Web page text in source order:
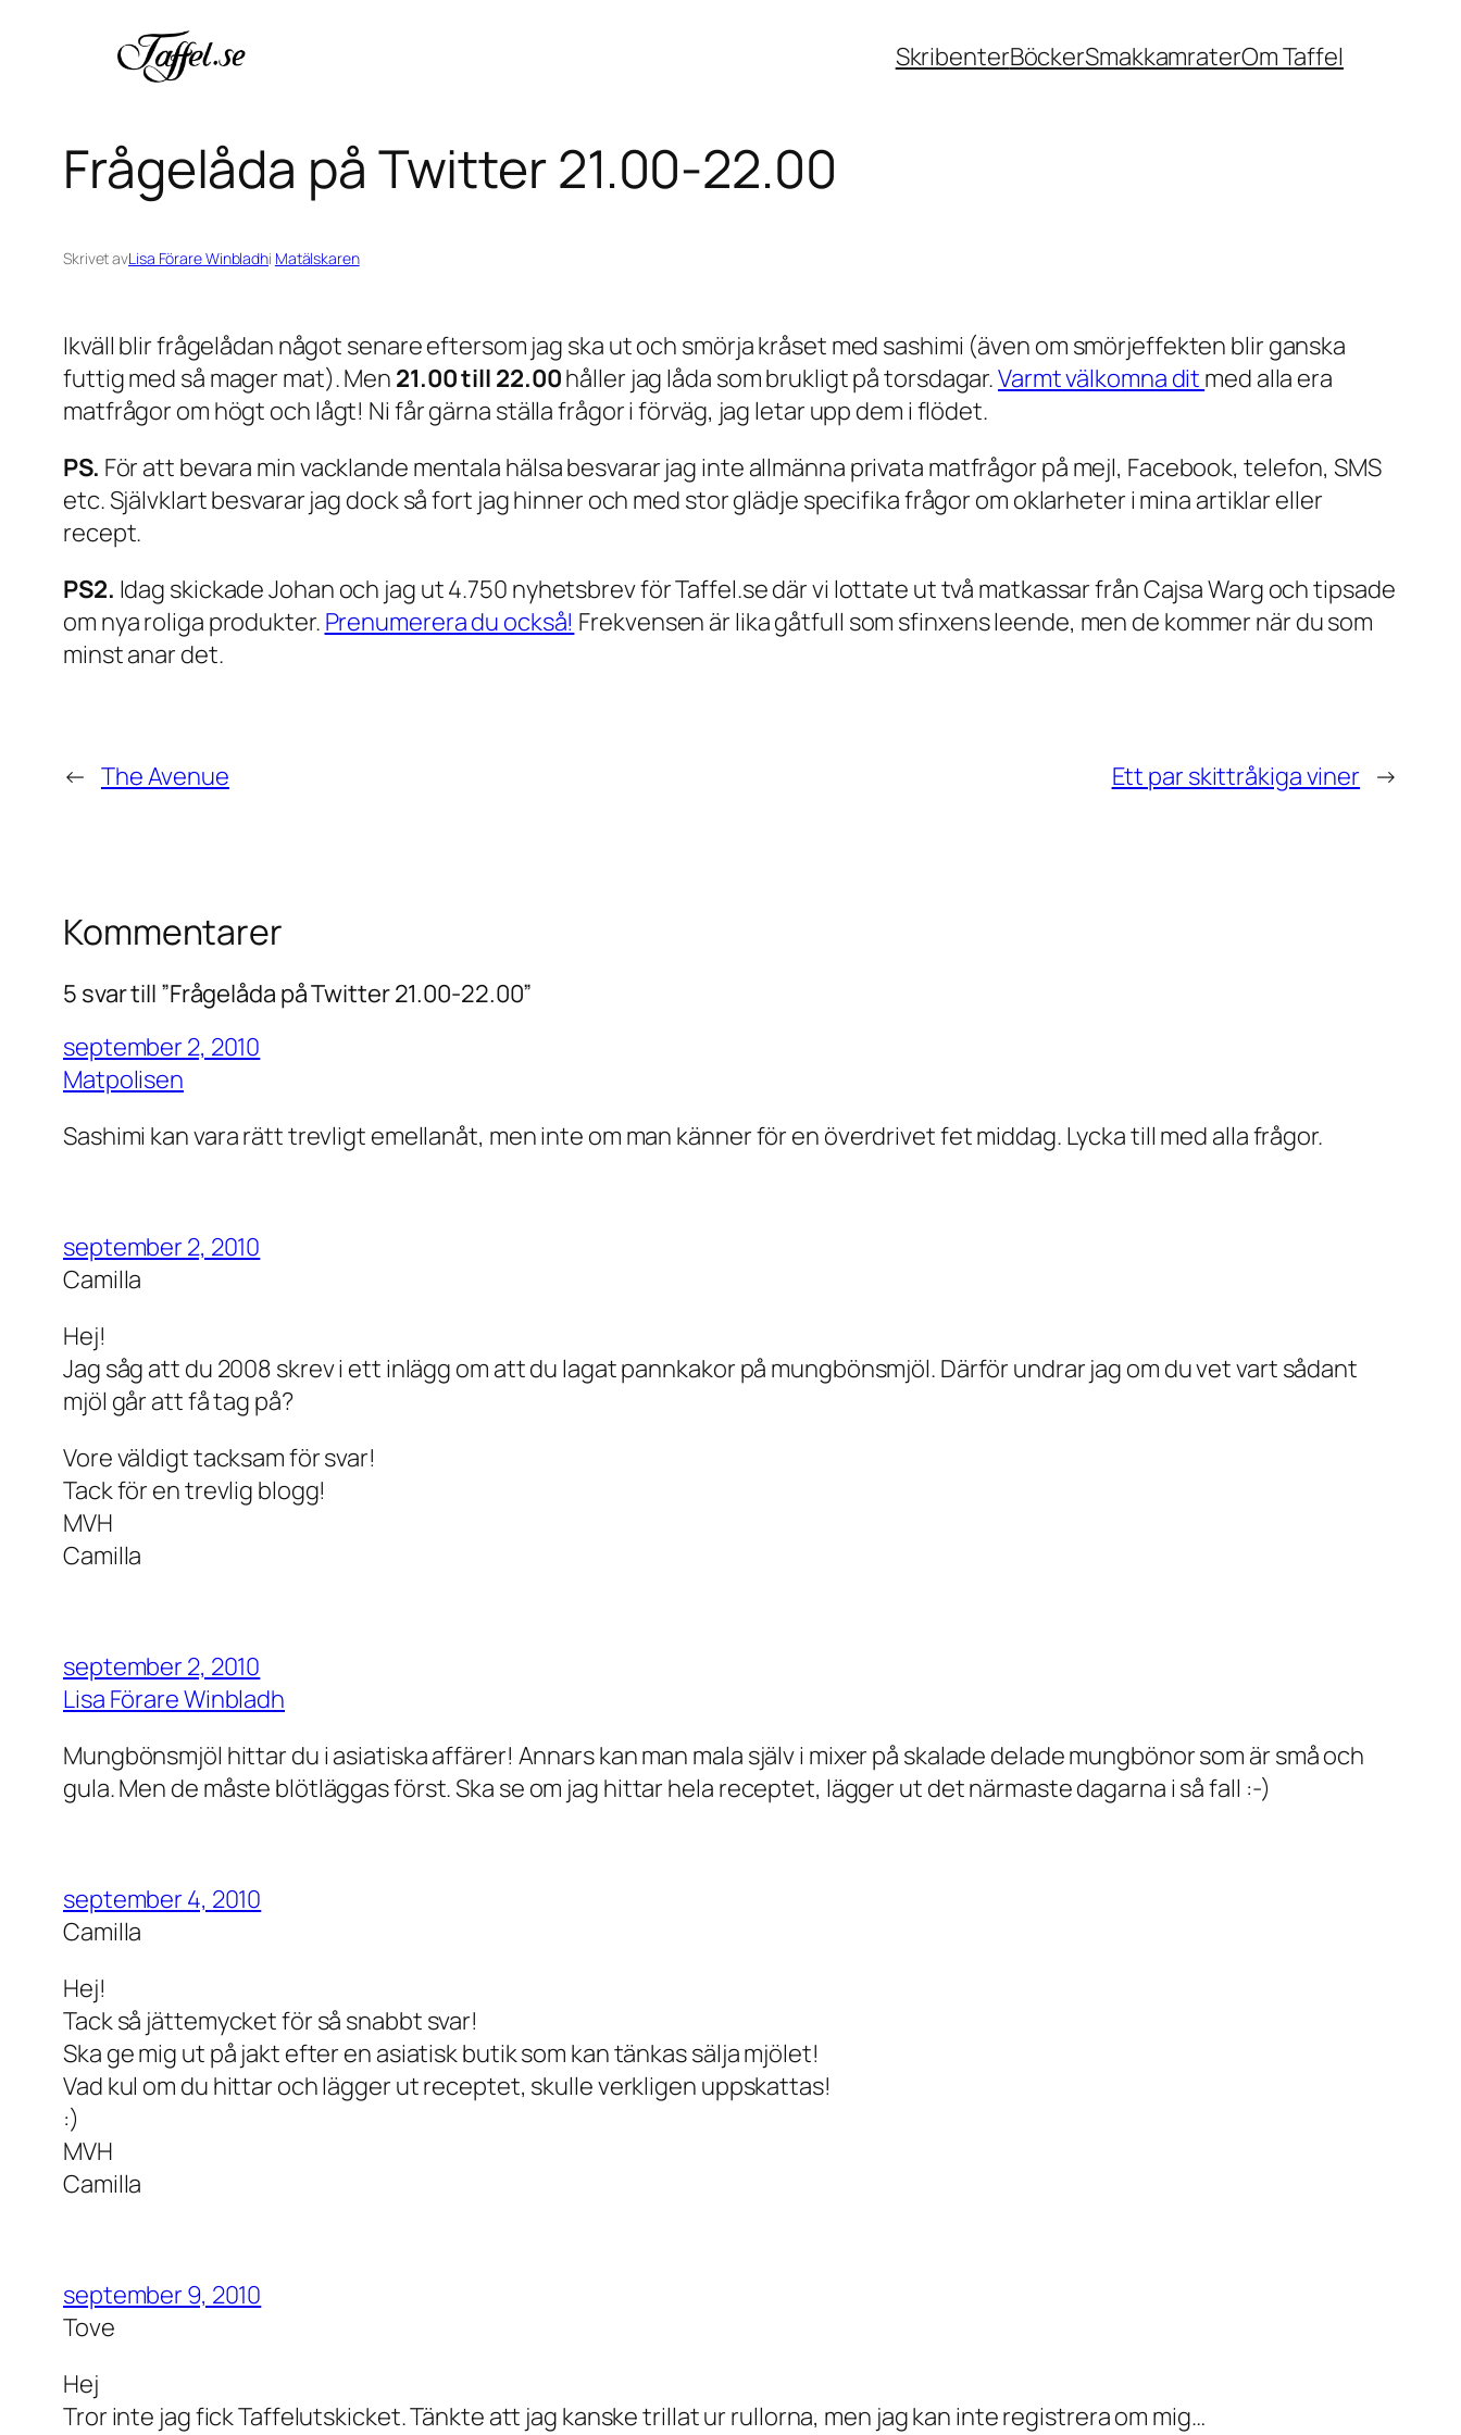
SkribenterBöckerSmakkamraterOm Taffel
Frågelåda på Twitter 21.00-22.00
Skrivet avLisa Förare Winbladhi Matälskaren
Ikväll blir frågelådan något senare eftersom jag ska ut och smörja kråset med sashimi (även om smörjeffekten blir ganska
futtig med så mager mat). Men 21.00 till 22.00håller jag låda som brukligt på torsdagar.Varmt välkomna dit med alla era
matfrågor om högt och lågt! Ni får gärna ställa frågor i förväg, jag letar upp dem i flödet.
PS. För att bevara min vacklande mentala hälsa besvarar jag inte allmänna privata matfrågor på mejl, Facebook, telefon, SMS
etc. Självklart besvarar jag dock så fort jag hinner och med stor glädje specifika frågor om oklarheter i mina artiklar eller
recept.
PS2. Idag skickade Johan och jag ut 4.750 nyhetsbrev för Taffel.se där vi lottate ut två matkassar från Cajsa Warg och tipsade
om nya roliga produkter. Prenumerera du också! Frekvensen är lika gåtfull som sfinxens leende, men de kommer när du som
minst anar det.
← The Avenue Ett par skittråkiga viner →
Kommentarer
5 svar till ”Frågelåda på Twitter 21.00-22.00”
september 2, 2010
Matpolisen
Sashimi kan vara rätt trevligt emellanåt, men inte om man känner för en överdrivet fet middag. Lycka till med alla frågor.
september 2, 2010
Camilla
Hej!
Jag såg att du 2008 skrev i ett inlägg om att du lagat pannkakor på mungbönsmjöl. Därför undrar jag om du vet vart sådant
mjöl går att få tag på?
Vore väldigt tacksam för svar!
Tack för en trevlig blogg!
MVH
Camilla
september 2, 2010
Lisa Förare Winbladh
Mungbönsmjöl hittar du i asiatiska affärer! Annars kan man mala själv i mixer på skalade delade mungbönor som är små och
gula. Men de måste blötläggas först. Ska se om jag hittar hela receptet, lägger ut det närmaste dagarna i så fall :-)
september 4, 2010
Camilla
Hej!
Tack så jättemycket för så snabbt svar!
Ska ge mig ut på jakt efter en asiatisk butik som kan tänkas sälja mjölet!
Vad kul om du hittar och lägger ut receptet, skulle verkligen uppskattas!
:)
MVH
Camilla
september 9, 2010
Tove
Hej
Tror inte jag fick Taffelutskicket. Tänkte att jag kanske trillat ur rullorna, men jag kan inte registrera om mig…